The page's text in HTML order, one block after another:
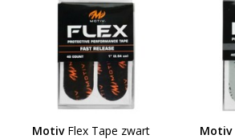
Motiv Flex Tape zwart Motiv